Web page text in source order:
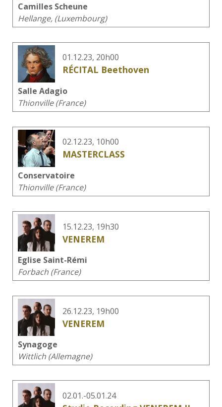
Camilles Scheune
Hellange, (Luxembourg)
01.12.23, 20h00
RÉCITAL Beethoven
Salle Adagio
Thionville (France)
02.12.23, 10h00
MASTERCLASS
Conservatoire
Thionville (France)
15.12.23, 19h30
VENEREM
Eglise Saint-Rémi
Forbach (France)
26.12.23, 19h00
VENEREM
Synagoge
Wittlich (Allemagne)
02.01.-05.01.24